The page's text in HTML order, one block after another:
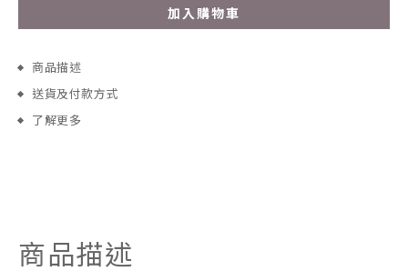
加入購物車
商品描述
送貨及付款方式
了解更多
商品描述